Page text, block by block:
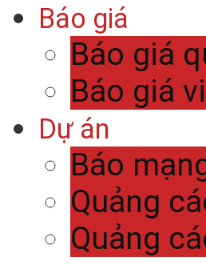
Báo giá
Báo giá
Báo giá
Dự án
Báo
Quảng
Quảng